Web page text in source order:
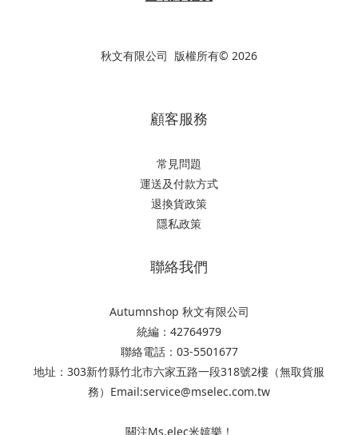
秋文有限公司 版權所有© 2026
顧客服務
常見問題
運送及付款方式
退換貨政策
隱私政策
聯絡我們
Autumnshop 秋文有限公司
統編：42764979
聯絡電話：03-5501677
地址：303新竹縣竹北市六家五路一段318號2樓（無取貨服
務）Email:service@mselec.com.tw
關注Ms.elec米嬉樂！